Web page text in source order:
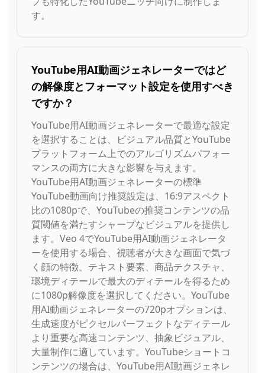
す。
YouTube用AI動画ジェネレーターではど
の解像度とフォーマット設定を使用すべき
ですか？
YouTube用AI動画ジェネレーターで最適な設定
を選択することは、ビジュアル品質とYouTube
プラットフォーム上でのアルゴリズムパフォー
マンスの両方に大きな影響を与えます。
YouTube用AI動画ジェネレーターの標準
YouTube動画向け推奨設定は、16:9アスペクト
比の1080pで、YouTubeの推奨コンテンツの品
質閾値を満たすシャープなビジュアルを提供し
ます。Veo 4でYouTube用AI動画ジェネレータ
ーを使用する場合、視聴者が大きな画面で気づ
く顔の特徴、テキスト要素、商品テクスチャ、
環境ディテールで最大のディテールを得るため
に1080p解像度を選択してください。YouTube
用AI動画ジェネレーターの720pオプションは、
生成速度がピクセルパーフェクトなディテール
より重要な高速コンテンツ、抽象ビジュアル、
大量制作に適しています。YouTubeショートコ
ンテンツの場合は、YouTube用AI動画ジェネレ